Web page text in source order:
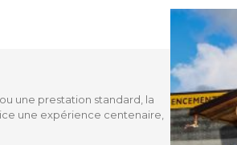
une prestation standard, la
une expérience centenaire,